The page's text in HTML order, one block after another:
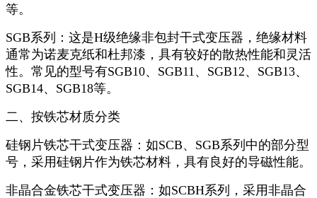
等。
SGB系列：这是H级绝缘非包封干式变压器，绝缘材料
通常为诺麦克纸和杜邦漆，具有较好的散热性能和灵活
性。常见的型号有SGB10、SGB11、SGB12、SGB13、
SGB14、SGB18等。
二、 按铁芯材质分类
硅钢片铁芯干式变压器：如SCB、SGB系列中的部分型
号，采用硅钢片作为铁芯材料，具有良好的导磁性能。
非晶合金铁芯干式变压器：如SCBH系列，采用非晶合